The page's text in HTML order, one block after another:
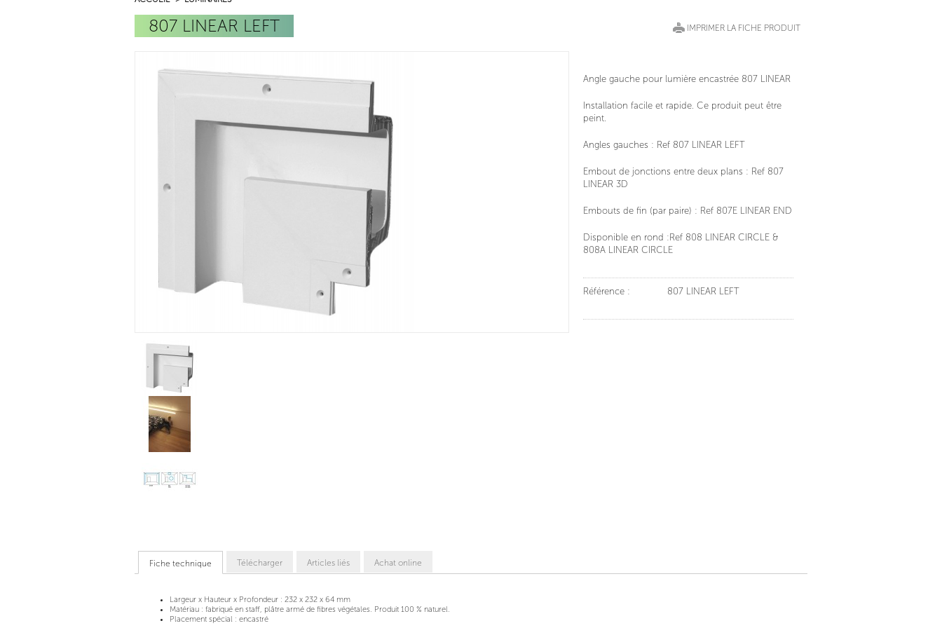
807 LINEAR LEFT IMPRIMER LA FICHE PRODUIT
Angle gauche pour lumière encastrée 807 LINEAR
Installation facile et rapide. Ce produit peut être
peint.
Angles gauches : Ref 807 LINEAR LEFT
Embout de jonctions entre deux plans : Ref 807
LINEAR 3D
Embouts de fin (par paire) : Ref 807E LINEAR END
Disponible en rond :Ref 808 LINEAR CIRCLE &
808A LINEAR CIRCLE
Référence : 807 LINEAR LEFT
Fiche technique Télécharger Articles liés Achat online
Largeur x Hauteur x Profondeur : 232 x 232 x 64 mm
Matériau : fabriqué en staff, plâtre armé de fibres végétales. Produit 100 % naturel.
Placement spécial : encastré